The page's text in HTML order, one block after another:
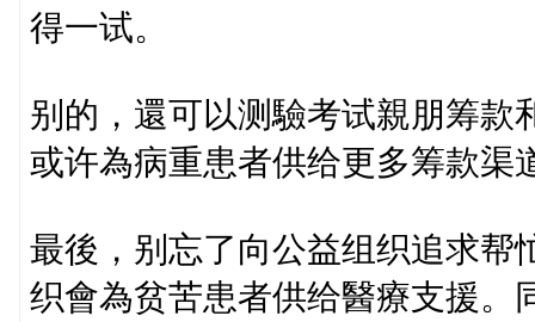
得一试。
别的，還可以测驗考试親朋筹款
或许為病重患者供给更多筹款渠
最後，别忘了向公益组织追求帮
织會為贫苦患者供给醫療支援。